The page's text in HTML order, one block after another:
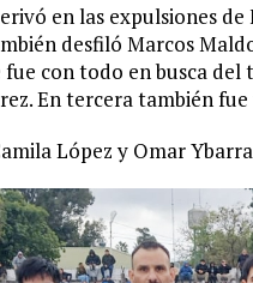
en las expulsiones
desfiló Marcos
con todo en busca
En tercera también
López y Omar Ybarra